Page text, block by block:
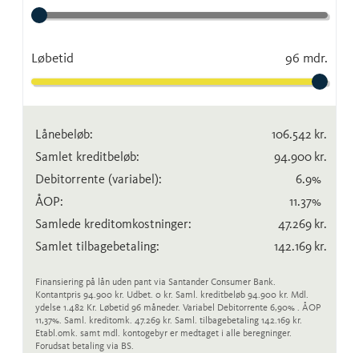
Løbetid 96 mdr.
Lånebeløb: 106.542 kr.
Samlet kreditbeløb:
94.900 kr.
Debitorrente (variabel): 6.9%
ÅOP:
11.37%
Samlede kreditomkostninger:
47.269 kr.
Samlet tilbagebetaling:
142.169 kr.
Finansiering på lån uden pant via Santander Consumer Bank.
Kontantpris 94.900 kr. Udbet. 0 kr. Saml. kreditbeløb 94.900 kr. Mdl.
ydelse 1.482 Kr. Løbetid 96 måneder. Variabel Debitorrente 6,90% . ÅOP
11,37%. Saml. kreditomk. 47.269 kr. Saml. tilbagebetaling 142.169 kr.
Etabl.omk. samt mdl. kontogebyr er medtaget i alle beregninger.
Forudsat betaling via BS.